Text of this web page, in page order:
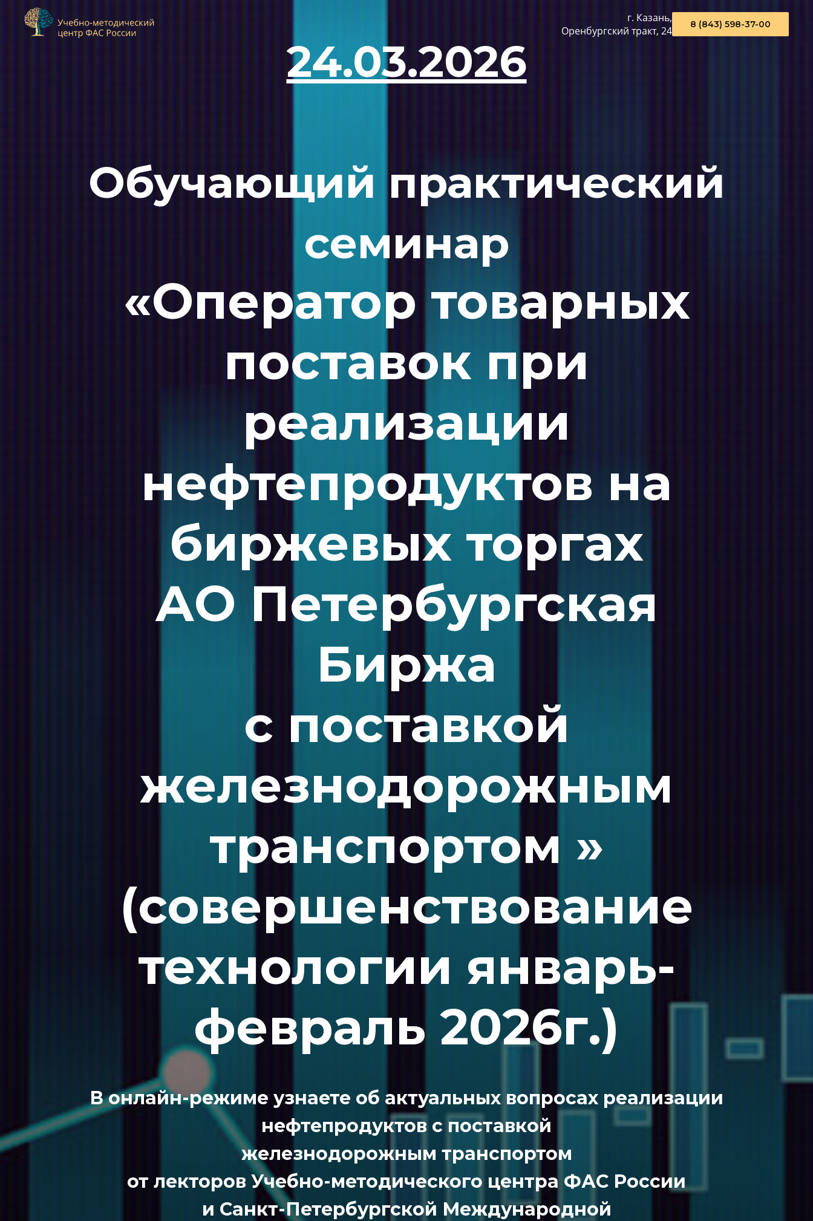
г. Казань,
Оренбургский тракт, 24
8 (843) 598-37-00
24.03.2026
Обучающий практический
семинар
«Оператор товарных
поставок при
реализации
нефтепродуктов на
биржевых торгах
АО Петербургская
Биржа
с поставкой
железнодорожным
транспортом »
(совершенствование
технологии январь-
февраль 2026г.)
В онлайн-режиме узнаете об актуальных вопросах реализации
нефтепродуктов c поставкой
железнодорожным транспортом
от лекторов Учебно-методического центра ФАС России
и Санкт-Петербургской Международной